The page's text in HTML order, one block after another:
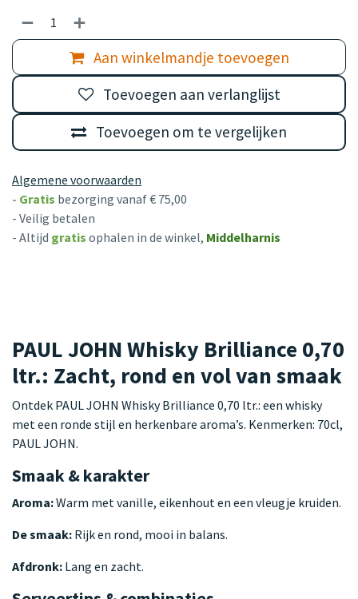
Aan winkelmandje toevoegen
Toevoegen om te vergelijken
Toevoegen aan verlanglijst
Algemene voorwaarden
- Gratis bezorging vanaf € 75,00
- Veilig betalen
- Altijd gratis ophalen in de winkel, Middelharnis
PAUL JOHN Whisky Brilliance 0,70
ltr.: Zacht, rond en vol van smaak
Ontdek PAUL JOHN Whisky Brilliance 0,70 ltr.: een whisky
met een ronde stijl en herkenbare aroma’s. Kenmerken: 70cl,
PAUL JOHN.
Smaak & karakter
Aroma:Warm met vanille, eikenhout en een vleugje kruiden.
De smaak: Rijk en rond, mooi in balans.
Afdronk: Lang en zacht.